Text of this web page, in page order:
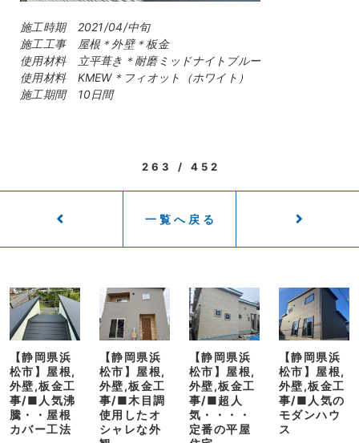
施工時期 2021/04/中旬
施工工事 屋根＊外壁＊板金
使用材料 立平葺き＊耐磨ミッドナイトブルー
使用材料 KMEW＊フィオット（ホワイト）
施工期間 10日間
263 / 452
一覧へ戻る
【静岡県浜
松市】屋根,
外壁,板金工
事/■人気沸
騰・・屋根
カバー工法
【静岡県浜
松市】屋根,
外壁,板金工
事/■木目調
使用したオ
シャレな外
【静岡県浜
松市】屋根,
外壁,板金工
事/■超人
気・・・・
定番の平屋
【静岡県浜
松市】屋根,
外壁,板金工
事/■人気の
モダンハウ
ス